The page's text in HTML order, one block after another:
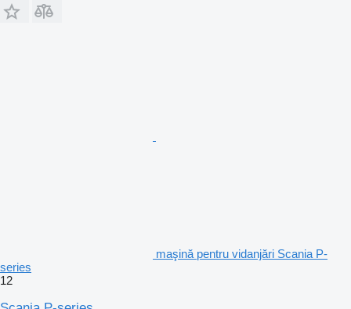
maşină pentru vidanjări Scania P-
series
12